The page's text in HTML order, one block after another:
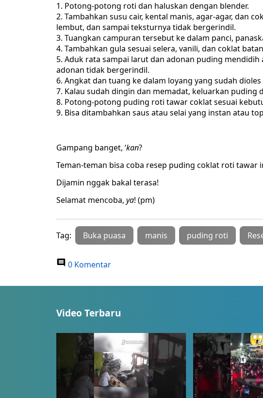
Potong-potong roti dan haluskan dengan blender.
Tambahkan susu cair, kental manis, agar-agar, dan
lembut, dan sampai teksturnya tidak bergerindil.
Tuangkan campuran tersebut ke dalam panci,
Tambahkan gula sesuai selera, vanili, dan coklat
Aduk rata sampai larut dan adonan puding
adonan tidak bergerindil.
Angkat dan tuang ke dalam loyang yang sudah dioles
Kalau sudah dingin dan memadat, keluarkan puding
Potong-potong puding roti tawar coklat sesuai
Bisa ditambahkan saus atau selai yang instan atau
Gampang banget, ‘kan?
Teman-teman bisa coba resep puding coklat roti tawar
Dijamin nggak bakal terasa!
Selamat mencoba, ya! (pm)
Tag: Buka puasa manis puding roti
0 Komentar
Video Terbaru